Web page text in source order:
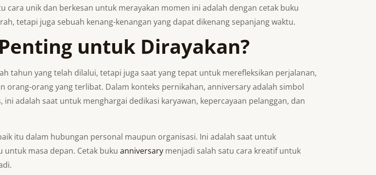
cara unik dan berkesan untuk merayakan momen ini adalah dengan cetak buku
tetapi juga sebuah kenang-kenangan yang dapat dikenang sepanjang waktu.
untuk Dirayakan?
tahun yang telah dilalui, tetapi juga saat yang tepat untuk merefleksikan perjalanan,
orang yang terlibat. Dalam konteks pernikahan, anniversary adalah simbol
adalah saat untuk menghargai dedikasi karyawan, kepercayaan pelanggan, dan
itu dalam hubungan personal maupun organisasi. Ini adalah saat untuk
masa depan. Cetak buku anniversary menjadi salah satu cara kreatif untuk